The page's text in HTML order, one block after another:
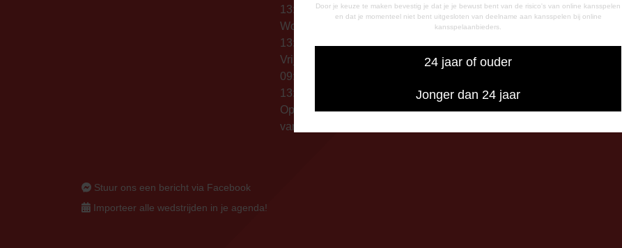
Door je keuze te maken bevestig je dat je je bewust bent van de risico's van online kansspelen
en dat je momenteel niet bent uitgesloten van deelname aan kansspelen bij online
kansspelaanbieders.
24 jaar of ouder
Jonger dan 24 jaar
13:00 - 17:00 uur
Woensdag
13:00 - 17:00 uur
Vrijdag
09:00 - 12:15 uur
13:00 - 17:00 uur
Op thuiswedstrijddagen bereikbaar
vanaf 13:00 - 20:00 uur
Stuur ons een bericht via Facebook
Importeer alle wedstrijden in je agenda!